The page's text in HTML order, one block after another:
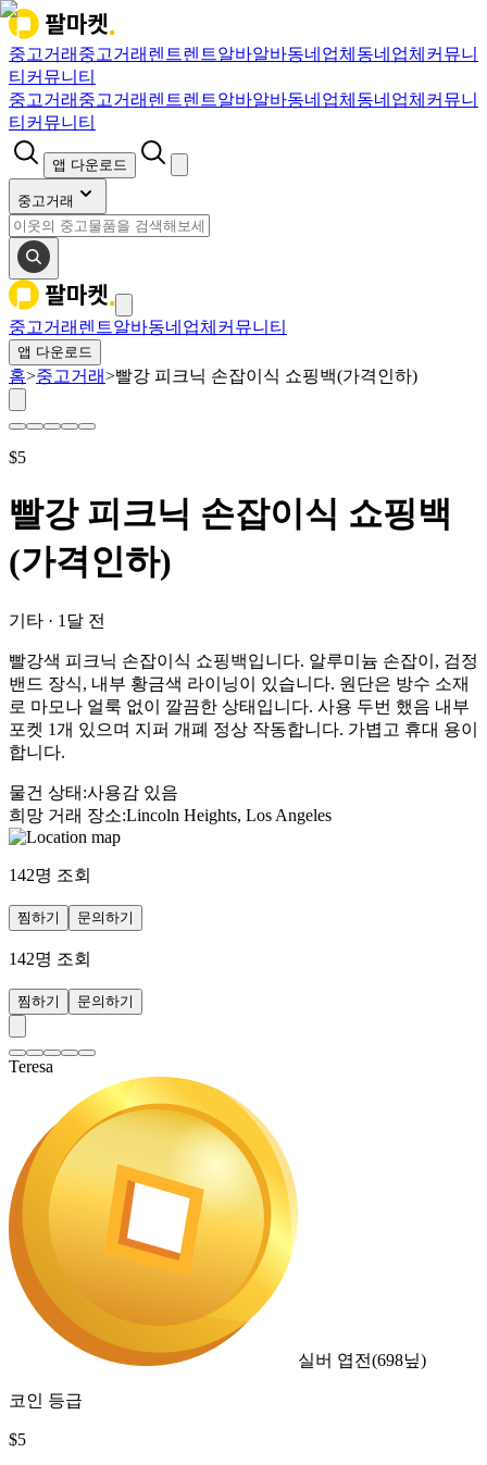
중고거래 중고거래 렌트렌트알바알바동네업체 동네업체 커뮤니
티 커뮤니티
중고거래 중고거래 렌트렌트알바알바동네업체 동네업체 커뮤니
티 커뮤니티
앱 다운로드
중고거래
중고거래 렌트알바동네업체 커뮤니티
앱 다운로드
홈>중고거래>빨강 피크닉 손잡이식 쇼핑백(가격인하)
$5
빨강 피크닉 손잡이식 쇼핑백
(가격인하)
기타 · 1달 전
빨강색 피크닉 손잡이식 쇼핑백입니다. 알루미늄 손잡이, 검정
밴드 장식, 내부 황금색 라이닝이 있습니다. 원단은 방수 소재
로 마모나 얼룩 없이 깔끔한 상태입니다. 사용 두번 했음 내부
포켓 1개 있으며 지퍼 개폐 정상 작동합니다. 가볍고 휴대 용이
합니다.
물건 상태 :사용감 있음
희망 거래 장소:Lincoln Heights, Los Angeles
142명 조회
찜하기 문의하기
142명 조회
찜하기 문의하기
Teresa
실버 엽전(698닢)
코인 등급
$5